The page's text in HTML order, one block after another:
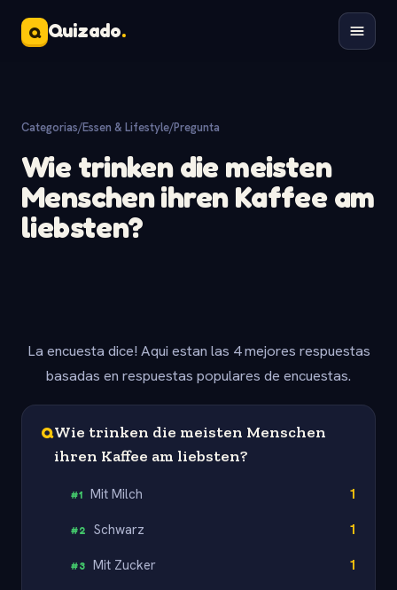
Q Quizado.
Categorias/Essen & Lifestyle/Pregunta
Wie trinken die meisten
Menschen ihren Kaffee am
liebsten?
La encuesta dice! Aqui estan las 4 mejores respuestas
basadas en respuestas populares de encuestas.
QWie trinken die meisten Menschen
ihren Kaffee am liebsten?
#1 Mit Milch 1
#2 Schwarz 1
#3 Mit Zucker 1